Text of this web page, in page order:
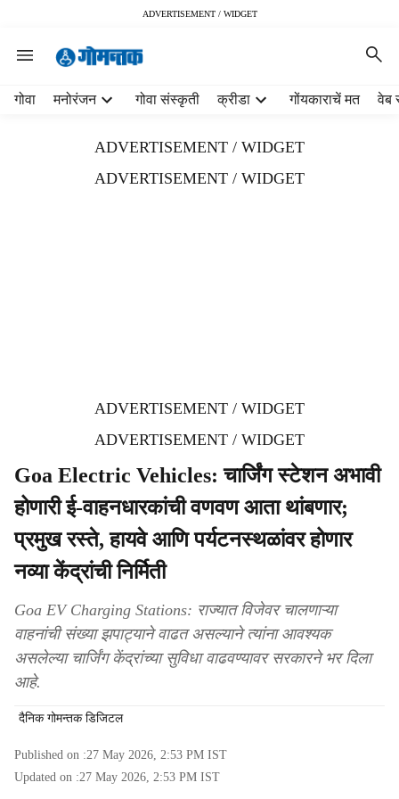
ADVERTISEMENT / WIDGET
गोवा मनोरंजन गोवा संस्कृती क्रीडा गोंयकाराचें मत वेब
ADVERTISEMENT / WIDGET
ADVERTISEMENT / WIDGET
ADVERTISEMENT / WIDGET
ADVERTISEMENT / WIDGET
Goa Electric Vehicles: चार्जिंग स्टेशन अभावी
होणारी ई-वाहनधारकांची वणवण आता थांबणार;
प्रमुख रस्ते, हायवे आणि पर्यटनस्थळांवर होणार
नव्या केंद्रांची निर्मिती
Goa EV Charging Stations: राज्यात विजेवर चालणाऱ्या
वाहनांची संख्या झपाट्याने वाढत असल्याने त्यांना आवश्यक
असलेल्या चार्जिंग केंद्रांच्या सुविधा वाढवण्यावर सरकारने भर दिला
आहे.
दैनिक गोमन्तक डिजिटल
Published on :27 May 2026, 2:53 PM IST
Updated on :27 May 2026, 2:53 PM IST